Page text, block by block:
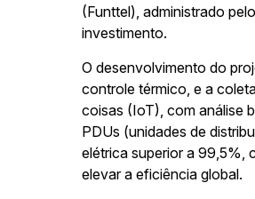
(Funttel), administrado
investimento.
O desenvolvimento do
controle térmico, e a
coisas (IoT), com análise
PDUs (unidades de
elétrica superior a 99,5%,
elevar a eficiência global.